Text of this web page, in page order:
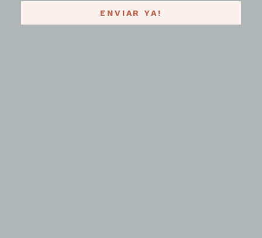
ENVIAR YA!